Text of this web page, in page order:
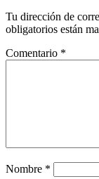
Tu dirección de
obligatorios están
Comentario *
Nombre *